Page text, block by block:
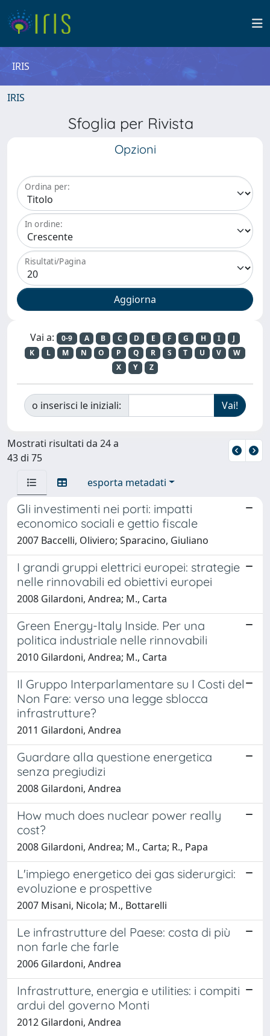
IRIS
IRIS
Sfoglia per Rivista
Opzioni
Ordina per:
In ordine:
Risultati/Pagina
Vai a: 0-9 A B C D E F G H I
J
K
L M N O P Q R S T U V
W
X
Y Z
o inserisci le iniziali:
Mostrati risultati da 24 a
43 di 75
esporta metadati
Gli investimenti nei porti: impatti
economico sociali e gettio fiscale
2007 Baccelli, Oliviero; Sparacino, Giuliano
I grandi gruppi elettrici europei: strategie
nelle rinnovabili ed obiettivi europei
2008 Gilardoni, Andrea; M., Carta
Green Energy-Italy Inside. Per una
politica industriale nelle rinnovabili
2010 Gilardoni, Andrea; M., Carta
Il Gruppo Interparlamentare su I Costi del
Non Fare: verso una legge sblocca
infrastrutture?
2011 Gilardoni, Andrea
Guardare alla questione energetica
senza pregiudizi
2008 Gilardoni, Andrea
How much does nuclear power really
cost?
2008 Gilardoni, Andrea; M., Carta; R., Papa
L'impiego energetico dei gas siderurgici:
evoluzione e prospettive
2007 Misani, Nicola; M., Bottarelli
Le infrastrutture del Paese: costa di più
non farle che farle
2006 Gilardoni, Andrea
Infrastrutture, energia e utilities: i compiti
ardui del governo Monti
2012 Gilardoni, Andrea